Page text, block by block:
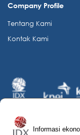
Informasi
Company Profile
Tentang Kami
Kontak Kami
© 2026